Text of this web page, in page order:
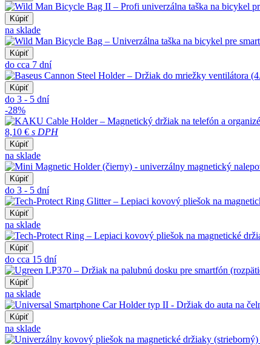
Kúpiť
na sklade
Kúpiť
do cca 7 dní
Kúpiť
do 3 - 5 dní
-28%
8,10 € s DPH
Kúpiť
na sklade
Kúpiť
do 3 - 5 dní
Kúpiť
na sklade
Kúpiť
do cca 15 dní
Kúpiť
na sklade
Kúpiť
na sklade